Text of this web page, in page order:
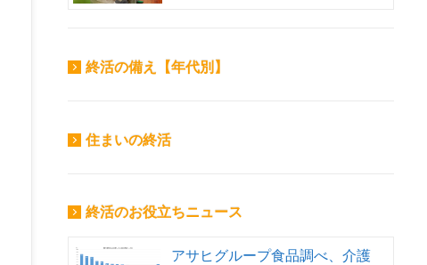
終活の備え【年代別】
住まいの終活
終活のお役立ちニュース
アサヒグループ食品調べ、介護